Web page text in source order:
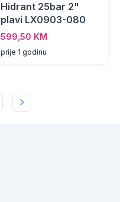
Hidrant 25bar 2"
plavi LX0903-080
599,50 KM
prije 1 godinu